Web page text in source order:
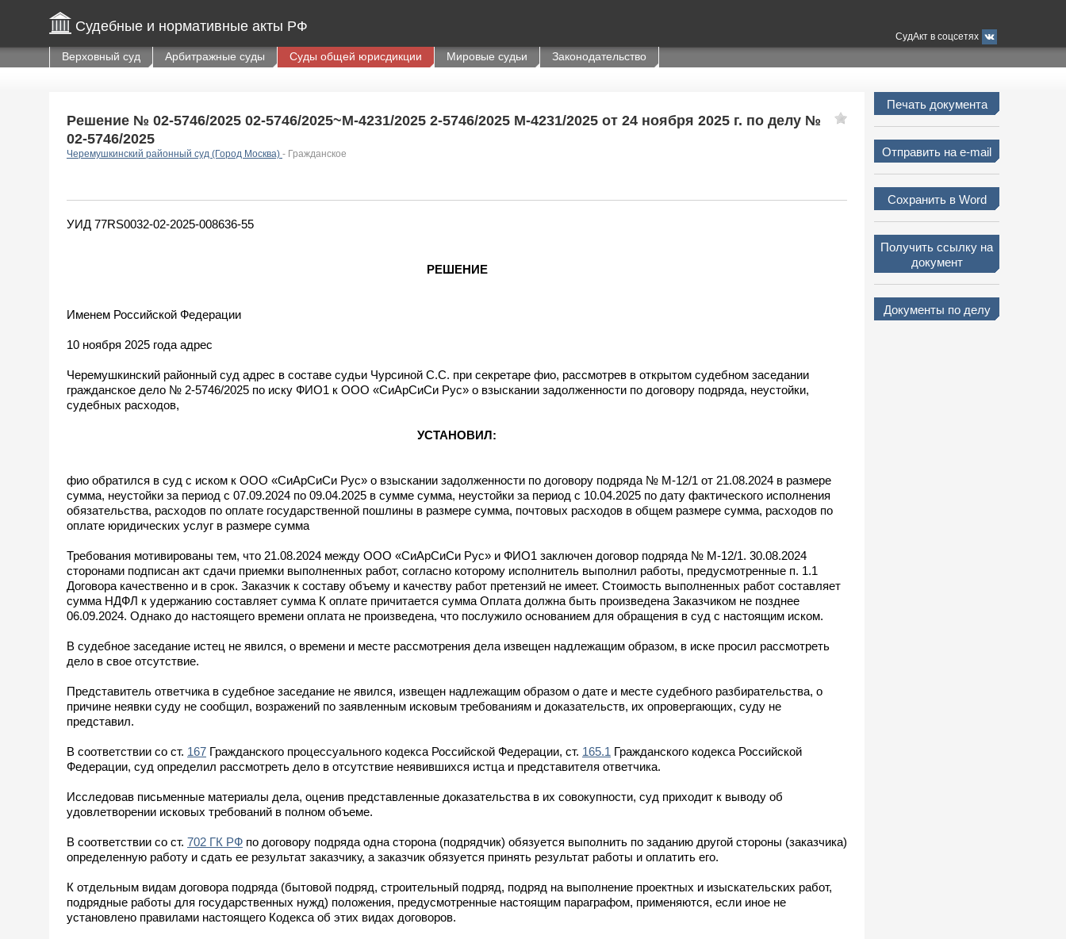
Судебные и нормативные акты РФ
СудАкт в соцсетях
Верховный суд Арбитражные суды Суды общей юрисдикции Мировые судьи Законодательство
Решение № 02-5746/2025 02-5746/2025~М-4231/2025 2-5746/2025 М-4231/2025 от 24 ноября 2025 г. по делу №
02-5746/2025
Черемушкинский районный суд (Город Москва) - Гражданское
УИД 77RS0032-02-2025-008636-55
РЕШЕНИЕ
Именем Российской Федерации
10 ноября 2025 года адрес
Черемушкинский районный суд адрес в составе судьи Чурсиной С.С. при секретаре фио, рассмотрев в открытом судебном заседании
гражданское дело № 2-5746/2025 по иску ФИО1 к ООО «СиАрСиСи Рус» о взыскании задолженности по договору подряда, неустойки,
судебных расходов,
УСТАНОВИЛ:
фио обратился в суд с иском к ООО «СиАрСиСи Рус» о взыскании задолженности по договору подряда № М-12/1 от 21.08.2024 в размере
сумма, неустойки за период с 07.09.2024 по 09.04.2025 в сумме сумма, неустойки за период с 10.04.2025 по дату фактического исполнения
обязательства, расходов по оплате государственной пошлины в размере сумма, почтовых расходов в общем размере сумма, расходов по
оплате юридических услуг в размере сумма
Требования мотивированы тем, что 21.08.2024 между ООО «СиАрСиСи Рус» и ФИО1 заключен договор подряда № М-12/1. 30.08.2024
сторонами подписан акт сдачи приемки выполненных работ, согласно которому исполнитель выполнил работы, предусмотренные п. 1.1
Договора качественно и в срок. Заказчик к составу объему и качеству работ претензий не имеет. Стоимость выполненных работ составляет
сумма НДФЛ к удержанию составляет сумма К оплате причитается сумма Оплата должна быть произведена Заказчиком не позднее
06.09.2024. Однако до настоящего времени оплата не произведена, что послужило основанием для обращения в суд с настоящим иском.
В судебное заседание истец не явился, о времени и месте рассмотрения дела извещен надлежащим образом, в иске просил рассмотреть
дело в свое отсутствие.
Представитель ответчика в судебное заседание не явился, извещен надлежащим образом о дате и месте судебного разбирательства, о
причине неявки суду не сообщил, возражений по заявленным исковым требованиям и доказательств, их опровергающих, суду не
представил.
В соответствии со ст. 167 Гражданского процессуального кодекса Российской Федерации, ст. 165.1 Гражданского кодекса Российской
Федерации, суд определил рассмотреть дело в отсутствие неявившихся истца и представителя ответчика.
Исследовав письменные материалы дела, оценив представленные доказательства в их совокупности, суд приходит к выводу об
удовлетворении исковых требований в полном объеме.
В соответствии со ст. 702 ГК РФ по договору подряда одна сторона (подрядчик) обязуется выполнить по заданию другой стороны (заказчика)
определенную работу и сдать ее результат заказчику, а заказчик обязуется принять результат работы и оплатить его.
К отдельным видам договора подряда (бытовой подряд, строительный подряд, подряд на выполнение проектных и изыскательских работ,
подрядные работы для государственных нужд) положения, предусмотренные настоящим параграфом, применяются, если иное не
установлено правилами настоящего Кодекса об этих видах договоров.
Печать документа
Отправить на e-mail
Сохранить в Word
Получить ссылку на
документ
Документы по делу